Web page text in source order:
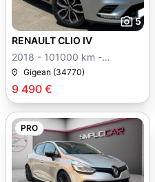
5
9 490 €
RENAULT CLIO IV
2018 - 101000 km -
Manuelle
Gigean (34770)
PRO